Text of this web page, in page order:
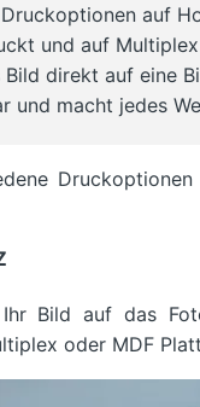
auf
und auf
direkt auf eine
und macht jedes
Bild auf das
oder MDF